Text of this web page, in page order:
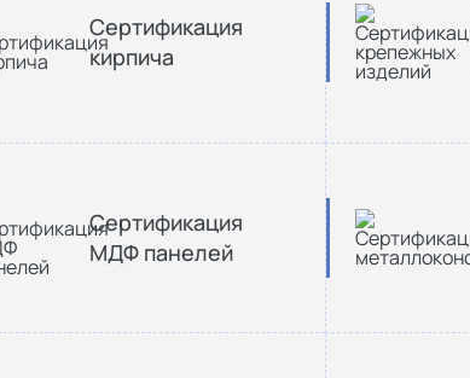
Сертификация
кирпича
Сертификация
МДФ панелей